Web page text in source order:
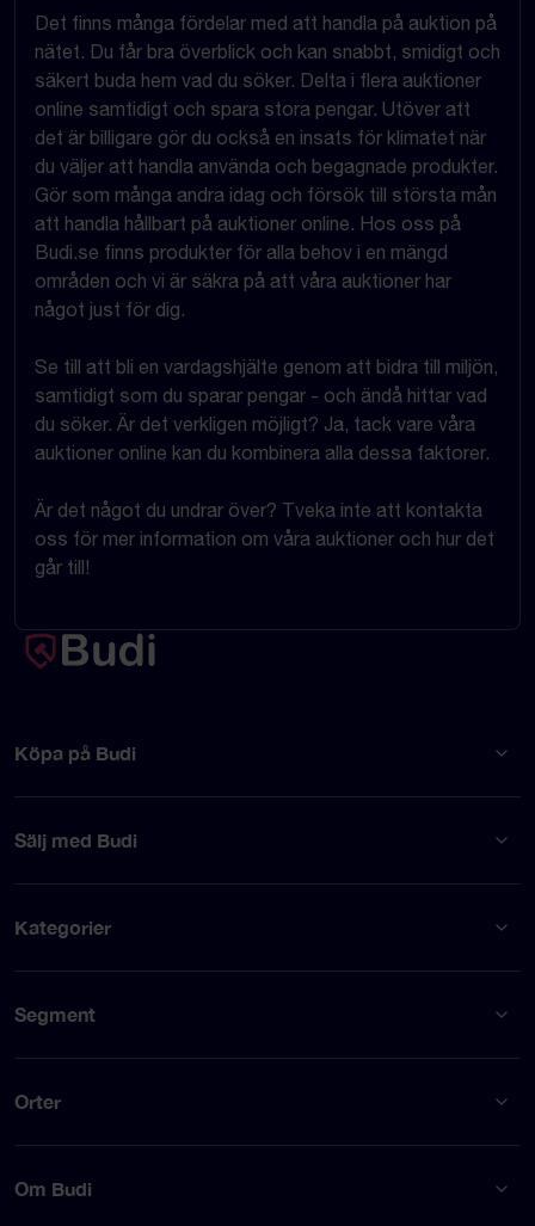
Det finns många fördelar med att handla på auktion på
nätet. Du får bra överblick och kan snabbt, smidigt och
säkert buda hem vad du söker. Delta i flera auktioner
online samtidigt och spara stora pengar. Utöver att
det är billigare gör du också en insats för klimatet när
du väljer att handla använda och begagnade produkter.
Gör som många andra idag och försök till största mån
att handla hållbart på auktioner online. Hos oss på
Budi.se finns produkter för alla behov i en mängd
områden och vi är säkra på att våra auktioner har
något just för dig.
Se till att bli en vardagshjälte genom att bidra till miljön,
samtidigt som du sparar pengar - och ändå hittar vad
du söker. Är det verkligen möjligt? Ja, tack vare våra
auktioner online kan du kombinera alla dessa faktorer.
Är det något du undrar över? Tveka inte att kontakta
oss för mer information om våra auktioner och hur det
går till!
Köpa på Budi
Sälj med Budi
Kategorier
Segment
Orter
Om Budi